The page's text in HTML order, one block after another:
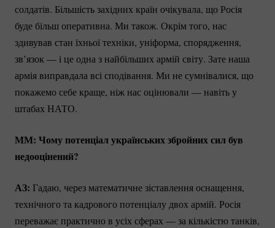
солдатів. Більшість західних країн очікувала, що Росія
буде більш оперативна. Ми також. Окрім того, нас
здивував стан їхньої техніки, уніформа, спорядження,
зв’язок — і це одна з найбільших армій світу. Зате наша
армія виправдала всі сподівання. Ми не сумнівалися, що
покажемо себе краще, ніж нас оцінювали — навіть у
штабах НАТО.
ММ: Чому потенціал українських збройних сил був
недооцінений?
АЗ: Гадаю, через математичне зіставлення оснащення,
технічного та кадрового потенціалу двох армій. Росія
переважає практично в усіх сферах — за кількістю танків,